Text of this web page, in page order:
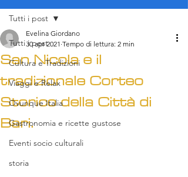
Tutti i post
Cultura e Tradizioni
Viaggi e Relax
Ovunque Italia
Gastronomia e ricette gustose
Eventi socio culturali
storia
Tutti i post
San Nicola e il
tradizionale Corteo
Storico della Città di
Bari.
Evelina Giordano
30 apr 2021 Tempo di lettura: 2 min